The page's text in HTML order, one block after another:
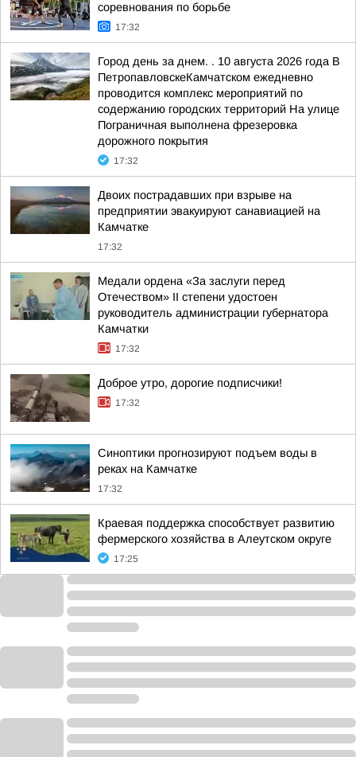
соревнования по борьбе
17:32
Город день за днем. . 10 августа 2026 года В
ПетропавловскеКамчатском ежедневно
проводится комплекс мероприятий по
содержанию городских территорий На улице
Пограничная выполнена фрезеровка
дорожного покрытия
17:32
Двоих пострадавших при взрыве на
предприятии эвакуируют санавиацией на
Камчатке
17:32
Медали ордена «За заслуги перед
Отечеством» II степени удостоен
руководитель администрации губернатора
Камчатки
17:32
Доброе утро, дорогие подписчики!
17:32
Синоптики прогнозируют подъем воды в
реках на Камчатке
17:32
Краевая поддержка способствует развитию
фермерского хозяйства в Алеутском округе
17:25